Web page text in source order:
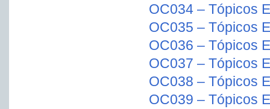
OC034 – Tópicos
OC035 – Tópicos
OC036 – Tópicos
OC037 – Tópicos
OC038 – Tópicos
OC039 – Tópicos